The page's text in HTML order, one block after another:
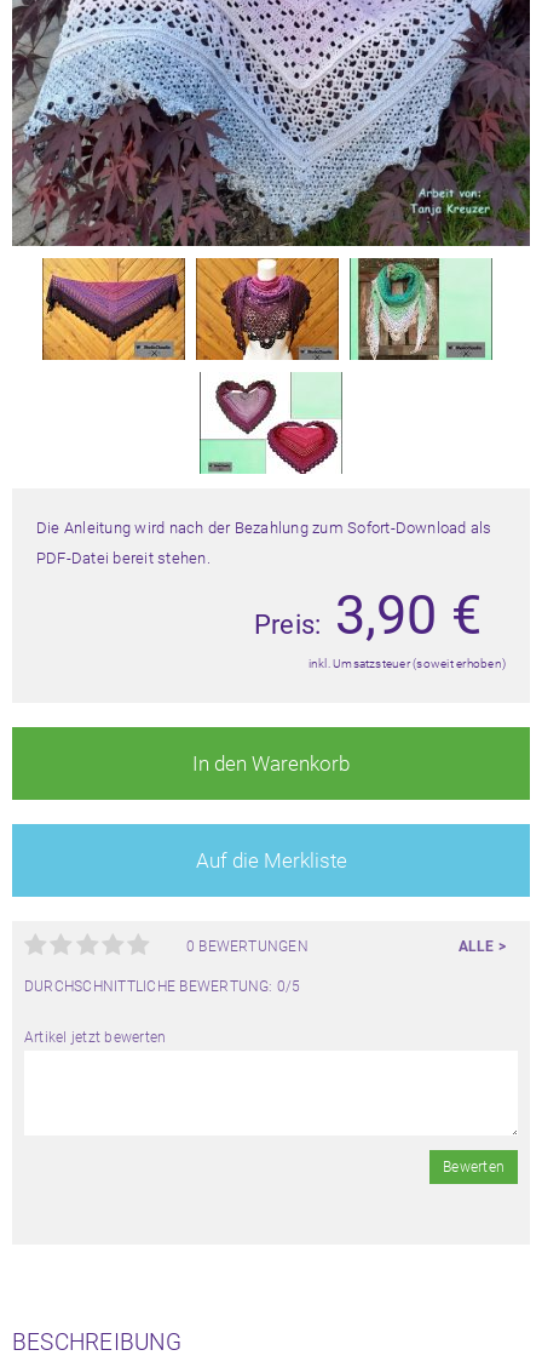
Die Anleitung wird nach der Bezahlung zum Sofort-Download als
PDF-Datei bereit stehen.
Preis: 3,90 €
inkl. Umsatzsteuer (soweit erhoben)
In den Warenkorb
Auf die Merkliste
0 BEWERTUNGEN ALLE >
DURCHSCHNITTLICHE BEWERTUNG: 0/5
Artikel jetzt bewerten
Bewerten
BESCHREIBUNG